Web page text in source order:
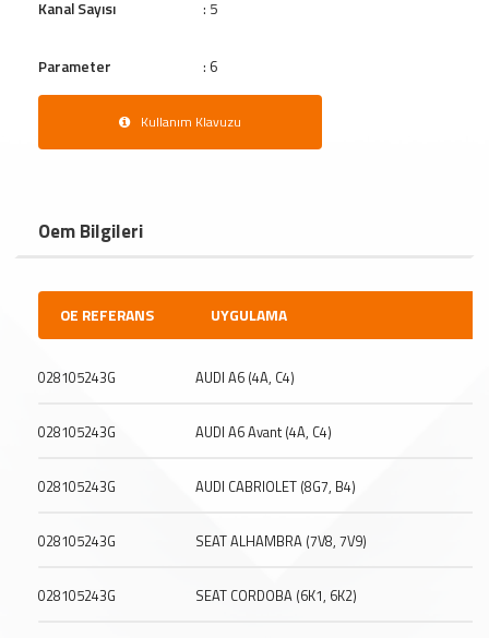
Kanal Sayısı : 5
Parameter : 6
Kullanım Klavuzu
Oem Bilgileri
OE REFERANS UYGULAMA
028105243G AUDI A6 (4A, C4)
028105243G AUDI A6 Avant (4A, C4)
028105243G AUDI CABRIOLET (8G7, B4)
028105243G SEAT ALHAMBRA (7V8, 7V9)
028105243G SEAT CORDOBA (6K1, 6K2)